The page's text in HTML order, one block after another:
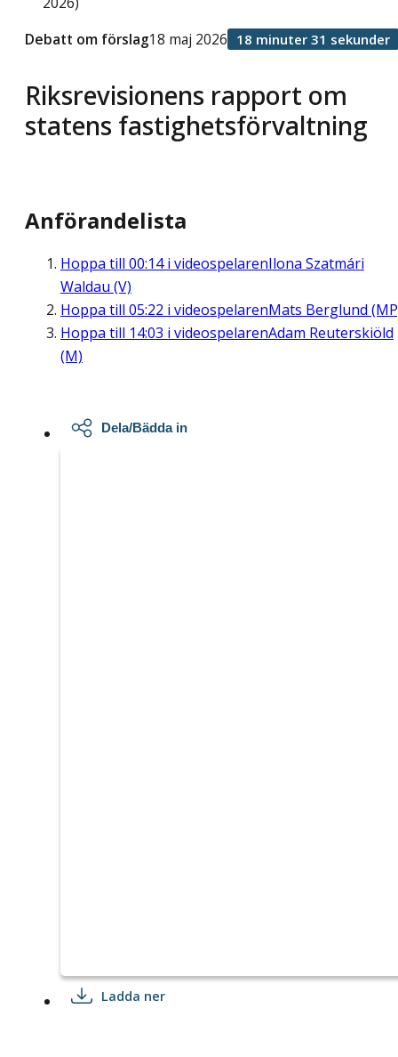
Riksrevisionens rapport om
statens fastighetsförvaltning
Debatt om förslag18 maj 2026 18 minuter 31 sekunder
Anförandelista
Hoppa till 00:14i videospelarenIlona Szatmári
Waldau (V)
Hoppa till 05:22 i videospelarenMats Berglund
Hoppa till 14:03 i videospelarenAdam Reuterskiöld
(M)
Dela/Bädda in
Ladda ner